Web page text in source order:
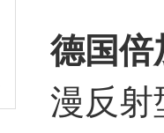
德国倍
漫反射